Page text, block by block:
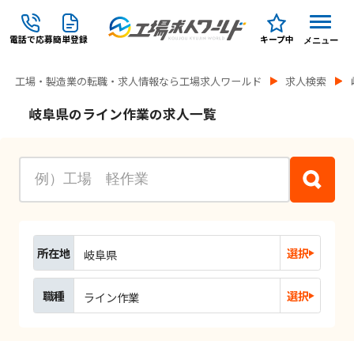
電話で応募簡単登録 キープ中 メニュー
工場・製造業の転職・求人情報なら工場求人ワールド 求人検索
岐阜県のライン作業の求人一覧
所在地 岐阜県 選択
職種 ライン作業 選択